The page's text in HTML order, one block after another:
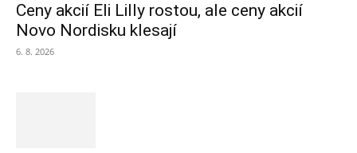
Ceny akcií Eli Lilly rostou, ale ceny akcií
Novo Nordisku klesají
6. 8. 2026